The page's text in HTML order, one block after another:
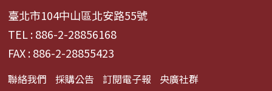
臺北市104中山區北安路55號
TEL : 886-2-28856168
FAX : 886-2-28855423
聯絡我們 採購公告 訂閱電子報 央廣社群